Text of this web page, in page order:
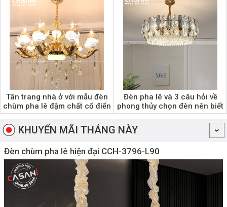
Tân trang nhà ở với mẫu đèn
chùm pha lê đậm chất cổ điển
Đèn pha lê và 3 câu hỏi về
phong thủy chọn đèn nên biết
KHUYẾN MÃI THÁNG NÀY
Đèn chùm pha lê hiện đại CCH-3796-L90